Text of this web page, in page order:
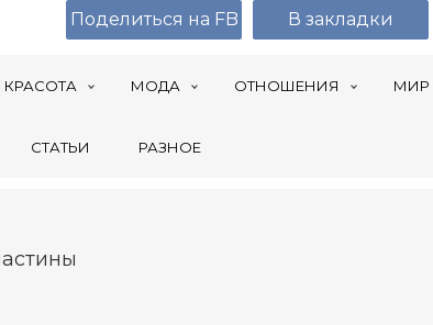
КРАСОТА МОДА ОТНОШЕНИЯ МИР
СТАТЬИ РАЗНОЕ
Поделиться на FB В закладки